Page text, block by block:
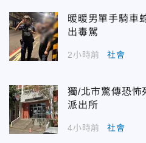
暖暖男單手騎車
出毒駕
2小時前 社會
獨/北市驚傳恐
派出所
4小時前 社會